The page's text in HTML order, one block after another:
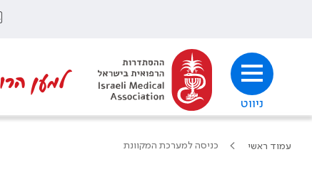
ניווט
למען
עמוד ראשי כניסה למערכת המקוונת